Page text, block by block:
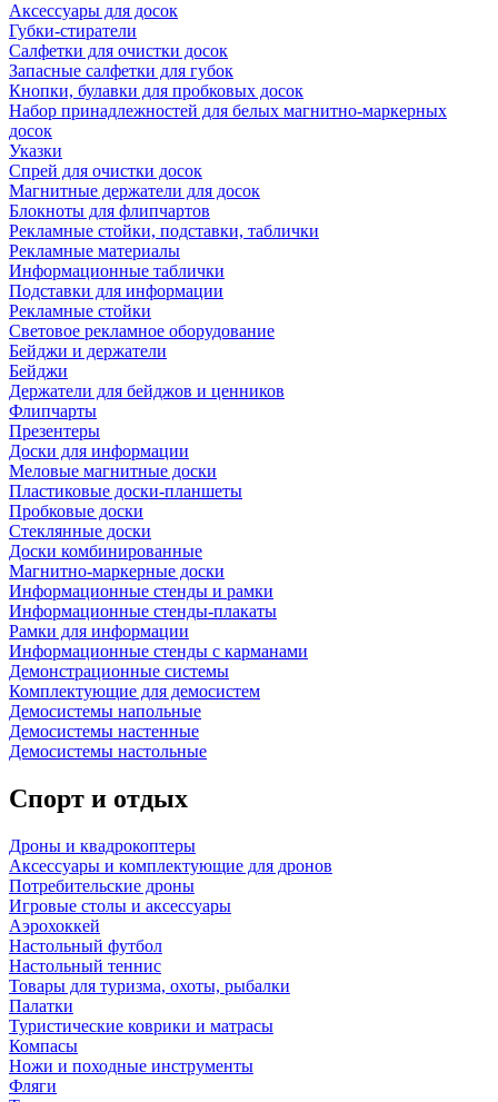
Аксессуары для досок
Губки-стиратели
Салфетки для очистки досок
Запасные салфетки для губок
Кнопки, булавки для пробковых досок
Набор принадлежностей для белых магнитно-маркерных
досок
Указки
Спрей для очистки досок
Магнитные держатели для досок
Блокноты для флипчартов
Рекламные стойки, подставки, таблички
Рекламные материалы
Информационные таблички
Подставки для информации
Рекламные стойки
Световое рекламное оборудование
Бейджи и держатели
Бейджи
Держатели для бейджов и ценников
Флипчарты
Презентеры
Доски для информации
Меловые магнитные доски
Пластиковые доски-планшеты
Пробковые доски
Стеклянные доски
Доски комбинированные
Магнитно-маркерные доски
Информационные стенды и рамки
Информационные стенды-плакаты
Рамки для информации
Информационные стенды с карманами
Демонстрационные системы
Комплектующие для демосистем
Демосистемы напольные
Демосистемы настенные
Демосистемы настольные
Спорт и отдых
Дроны и квадрокоптеры
Аксессуары и комплектующие для дронов
Потребительские дроны
Игровые столы и аксессуары
Аэрохоккей
Настольный футбол
Настольный теннис
Товары для туризма, охоты, рыбалки
Палатки
Туристические коврики и матрасы
Компасы
Ножи и походные инструменты
Фляги